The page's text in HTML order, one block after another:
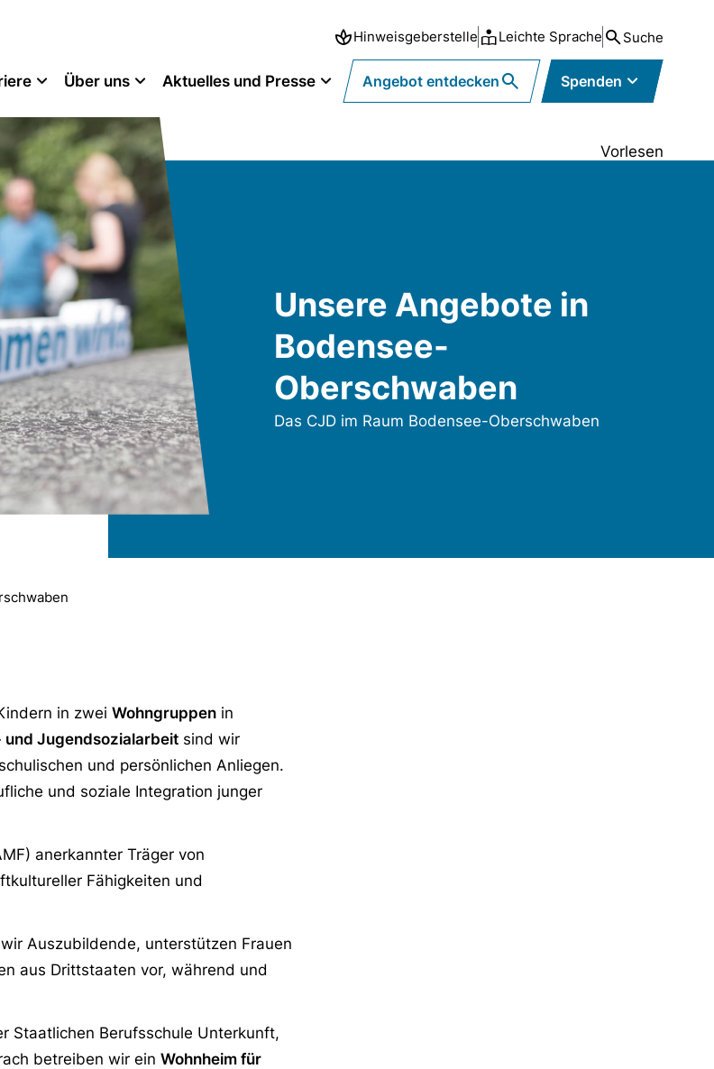
Hinweisgeberstelle Leichte Sprache Suche
Über uns Aktuelles und Presse Angebot entdecken Spenden
Vorlesen
Unsere Angebote in
Bodensee-
Oberschwaben
Das CJD im Raum Bodensee-Oberschwaben
in zwei Wohngruppen in
und Jugendsozialarbeit sind wir
und persönlichen Anliegen.
und soziale Integration junger
anerkannter Träger von
Fähigkeiten und
Auszubildende, unterstützen Frauen
aus Drittstaaten vor, während und
Staatlichen Berufsschule Unterkunft,
betreiben wir ein Wohnheim für